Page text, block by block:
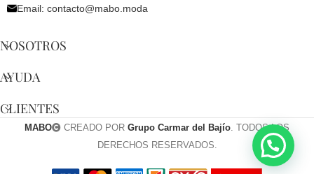
Email: contacto@mabo.moda
NOSOTROS
AYUDA
CLIENTES
MABO CREADO POR Grupo Carmar del Bajío. TODOS LOS
DERECHOS RESERVADOS.